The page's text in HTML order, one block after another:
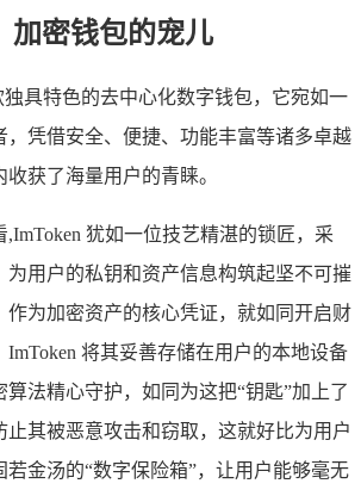
加密钱包的宠儿
独具特色的去中心化数字钱包，它宛如一
，凭借安全、便捷、功能丰富等诸多卓越
获了海量用户的青睐。
,ImToken 犹如一位技艺精湛的锁匠，采
为用户的私钥和资产信息构筑起坚不可摧
作为加密资产的核心凭证，就如同开启财
将其妥善存储在用户的本地设备
算法精心守护，如同为这把“钥匙”加上了
止其被恶意攻击和窃取，这就好比为用户
若金汤的“数字保险箱”，让用户能够毫无